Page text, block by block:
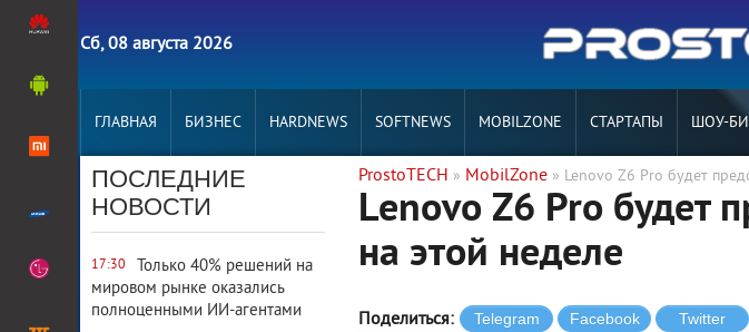
Сб, 08 августа 2026
ГЛАВНАЯ БИЗНЕС HARDNEWS SOFTNEWS MOBILZONE СТАРТАПЫ ШОУ-
ПОСЛЕДНИЕ
НОВОСТИ
17:30
Только 40% решений на
мировом рынке оказались
полноценными ИИ-агентами
ProstoTECH » MobilZone » Lenovo Z6 Pro будет
Lenovo Z6 Pro будет
на этой неделе
Поделиться: